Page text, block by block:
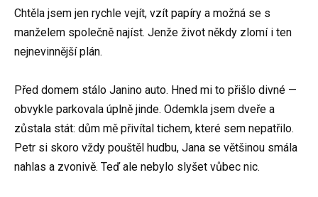
Chtěla jsem jen rychle vejít, vzít papíry a možná se s
manželem společně najíst. Jenže život někdy zlomí i ten
nejnevinnější plán.
Před domem stálo Janino auto. Hned mi to přišlo divné —
obvykle parkovala úplně jinde. Odemkla jsem dveře a
zůstala stát: dům mě přivítal tichem, které sem nepatřilo.
Petr si skoro vždy pouštěl hudbu, Jana se většinou smála
nahlas a zvonivě. Teď ale nebylo slyšet vůbec nic.